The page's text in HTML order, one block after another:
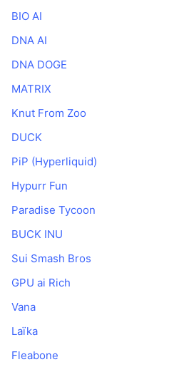
BIO AI
DNA AI
DNA DOGE
MATRIX
Knut From Zoo
DUCK
PiP (Hyperliquid)
Hypurr Fun
Paradise Tycoon
BUCK INU
Sui Smash Bros
GPU ai Rich
Vana
Laïka
Fleabone